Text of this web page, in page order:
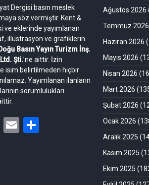
Dergisi basın meslek
söz vermiştir. Kent &
ve eklerinde yayımlanan
illüstrasyon ve grafiklerin
Doğu Basın Yayın Turizm İnş.
Şti.’ne aittir. İzin
isim belirtilmeden hiçbir
Yayımlanan ilanların
sorumlulukları
Mastodon
Email
Ağustos 2026
Temmuz 2026
Haziran 2026
Mayıs 2026
Nisan 2026
Mart 2026
Şubat 2026
Ocak 2026
Aralık 2025
Kasım 2025
Ekim 2025